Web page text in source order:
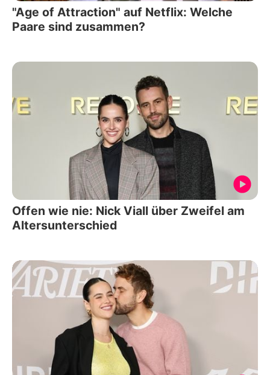
"Age of Attraction" auf Netflix: Welche
Paare sind zusammen?
Offen wie nie: Nick Viall über Zweifel am
Altersunterschied